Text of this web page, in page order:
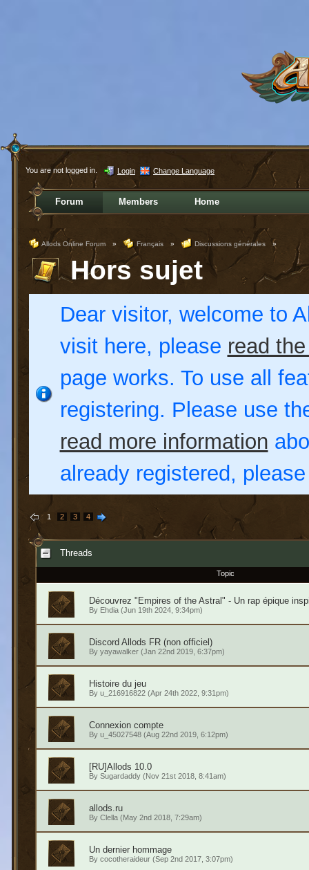
You are not logged in. Login Change Language
Forum Members Home
Allods Online Forum » Français » Discussions générales »
Hors sujet
Dear visitor, welcome to
visit here, please read
page works. To use all
registering. Please use
read more information
already registered,
1 2 3 4
Threads
Topic
Découvrez "Empires of the Astral" - Un rap épique
By Ehdia(Jun 19th 2024, 9:34pm)
Discord Allods FR (non officiel)
By yayawalker(Jan 22nd 2019, 6:37pm)
Histoire du jeu
By u_216916822(Apr 24th 2022, 9:31pm)
Connexion compte
By u_45027548(Aug 22nd 2019, 6:12pm)
[RU]Allods 10.0
By Sugardaddy(Nov 21st 2018, 8:41am)
allods.ru
By Clella(May 2nd 2018, 7:29am)
Un dernier hommage
By cocotheraideur(Sep 2nd 2017, 3:07pm)